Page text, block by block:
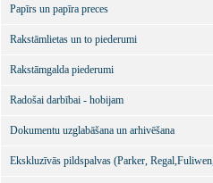
Papīrs un papīra preces
Rakstāmlietas un to piederumi
Rakstāmgalda piederumi
Radošai darbībai - hobijam
Dokumentu uzglabāšana un arhivēšana
Ekskluzīvās pildspalvas (Parker,